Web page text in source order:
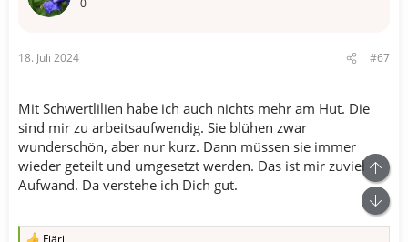
18. Juli 2024 #67
Mit Schwertlilien habe ich auch nichts mehr am Hut. Die
sind mir zu arbeitsaufwendig. Sie blühen zwar
wunderschön, aber nur kurz. Dann müssen sie immer
wieder geteilt und umgesetzt werden. Das ist mir zuviel
Aufwand. Da verstehe ich Dich gut.
Fjäril